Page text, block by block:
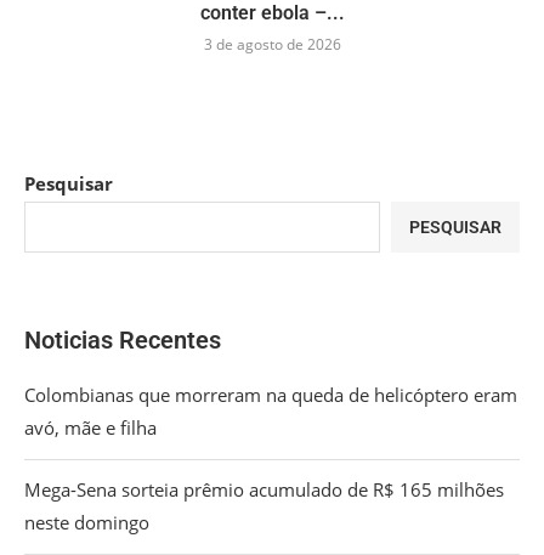
conter ebola –...
3 de agosto de 2026
Pesquisar
PESQUISAR
Noticias Recentes
Colombianas que morreram na queda de helicóptero eram
avó, mãe e filha
Mega-Sena sorteia prêmio acumulado de R$ 165 milhões
neste domingo